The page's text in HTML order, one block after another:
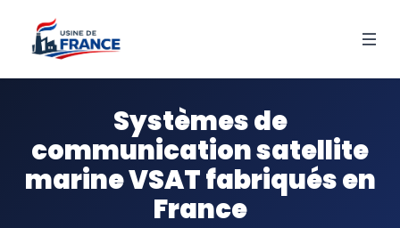
Systèmes de
communication satellite
marine VSAT fabriqués en
France